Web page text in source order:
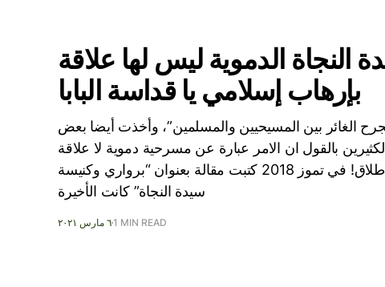
الدموية ليس لها علاقة
بإرهاب إسلامي يا قداسة البابا
الغائر بين المسيحيين والمسلمين”، وأخذت أيضا بعض
بالقول ان الامر عبارة عن مسرحية دموية لا علاقة
للإسلام او الإرهاب الإسلامي بها على الاطلاق! في تموز 2018 كتبت مقالة بعنوان “برواري وكنيسة
سيدة النجاة” كانت الأخيرة
٦ مارس ٢٠٢١1 MIN READ